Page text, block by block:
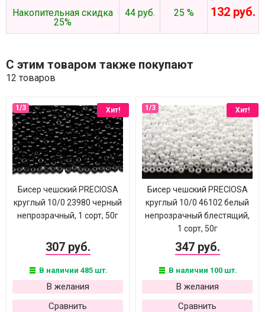
Накопительная скидка
25%
44 руб. 25 % 132 руб.
С этим товаром также покупают
12 товаров
Хит!
Бисер чешский PRECIOSA
круглый 10/0 23980 черный
непрозрачный, 1 сорт, 50г
307 руб.
В наличии 485 шт.
В желания
Сравнить
Хит!
Бисер чешский PRECIOSA
круглый 10/0 46102 белый
непрозрачный блестящий,
1 сорт, 50г
347 руб.
В наличии 100 шт.
В желания
Сравнить